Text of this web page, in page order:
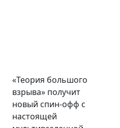
«Теория большого
взрыва» получит
новый спин-офф с
настоящей